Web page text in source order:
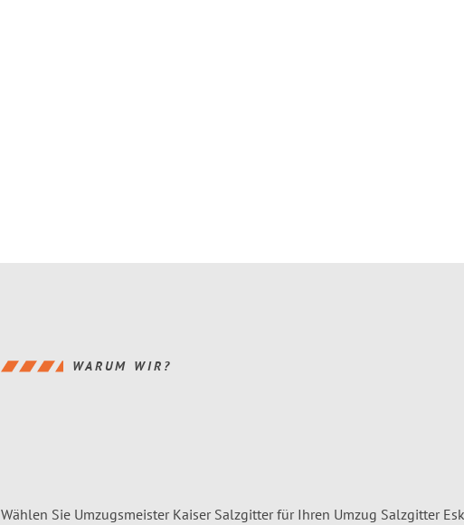
WARUM WIR?
Wählen Sie Umzugsmeister Kaiser Salzgitter für Ihren Umzug Salzgitter